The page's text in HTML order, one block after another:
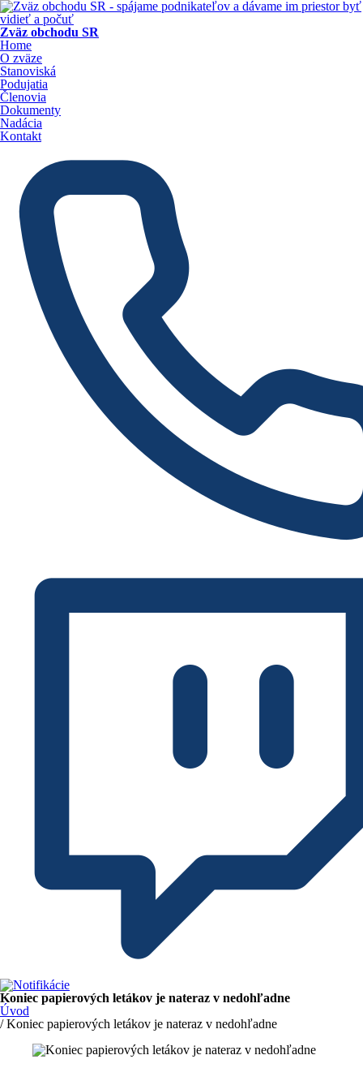
Zväz obchodu SR
Home
O zväze
Stanoviská
Podujatia
Členovia
Dokumenty
Nadácia
Kontakt
Koniec papierových letákov je nateraz v nedohľadne
Úvod
/ Koniec papierových letákov je nateraz v nedohľadne